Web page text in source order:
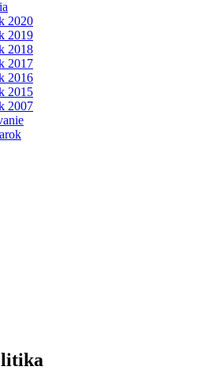
2020
2019
2018
2017
2016
2015
2007